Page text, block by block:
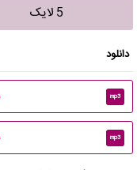
5 لایک
دانلود
mp3
mp3